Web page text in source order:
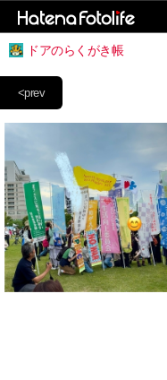
ドアのらくがき帳
<prev